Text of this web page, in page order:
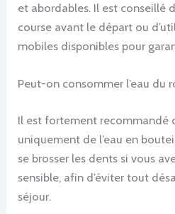
et abordables. Il est conseillé
course avant le départ ou
mobiles disponibles pour
Peut-on consommer l’eau du
Il est fortement recommandé
uniquement de l’eau en
se brosser les dents si vous
sensible, afin d’éviter tout
séjour.